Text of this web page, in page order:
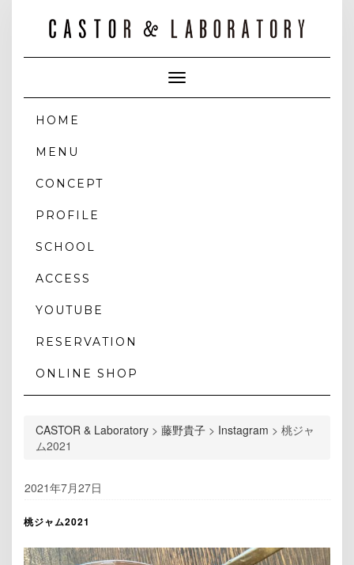
Toggle
Navigation
HOME
MENU
CONCEPT
PROFILE
SCHOOL
ACCESS
YOUTUBE
RESERVATION
ONLINE SHOP
CASTOR & Laboratory > 藤野貴子 > Instagram > 桃ジャ
ム2021
2021年7月27日
桃ジャム2021